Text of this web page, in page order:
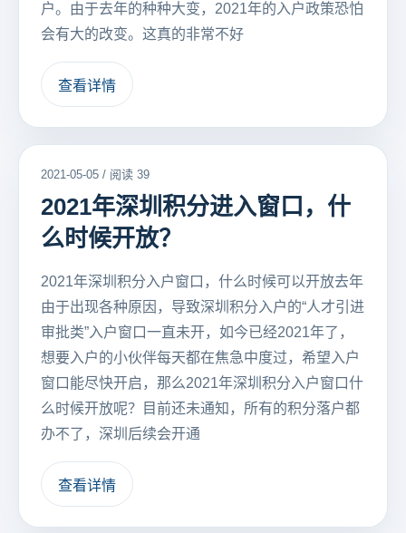
户。由于去年的种种大变，2021年的入户政策恐怕
会有大的改变。这真的非常不好
查看详情
2021-05-05 / 阅读 39
2021年深圳积分进入窗口，什
么时候开放？
2021年深圳积分入户窗口，什么时候可以开放去年
由于出现各种原因，导致深圳积分入户的“人才引进
审批类”入户窗口一直未开，如今已经2021年了，
想要入户的小伙伴每天都在焦急中度过，希望入户
窗口能尽快开启，那么2021年深圳积分入户窗口什
么时候开放呢？目前还未通知，所有的积分落户都
办不了，深圳后续会开通
查看详情